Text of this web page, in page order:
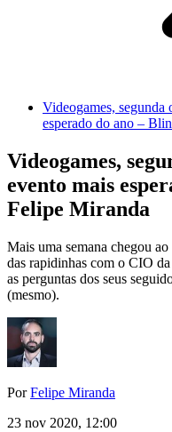
Videogames, segunda
esperado do ano –
Videogames,
evento mais
Felipe Miranda
Mais uma semana chegou
das rapidinhas com o CIO
as perguntas dos seus
(mesmo).
PorFelipe Miranda
23 nov 2020, 12:00